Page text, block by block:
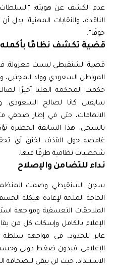
عدم الكشف عن هويته:
الناقدة، والنقابات المهنية، بدل
خوفًا”.
قضية تكشف نظامًا بأكمله
قضية الشنقيطي ليست معزولة.
المواطن السعودي وولد
حكمت المحكمة العليا أخيرًا
سابقين كانا لصالح
الاتهامات، حتى في إطار صحفي
بالسجن. هذا السابقة الخطيرة
غامضة حول القذف لخنق أي
شخصيات نظامية طرفًا فيها.
نداء للتضامن والإصلاح
سجن الشنقيطي وصمت
الحاجة الملحة لإعادة هيكلة
الملاحقات التعسفية ومواجهة
الإعلام بالكامل وإسكات كل من
عابر للحدود، في مواجهة
الإعلامي. فبدون ضغط دولي وحشد
الاستبداد، حيث لن يبقى للصحافة